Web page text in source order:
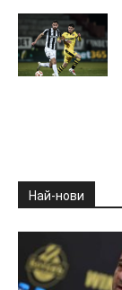
Най-нови